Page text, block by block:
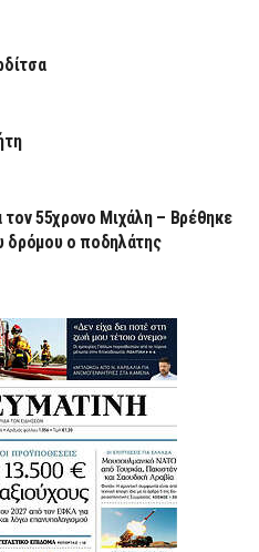
τον 55χρονο Μιχάλη – Βρέθηκε
δρόμου ο ποδηλάτης